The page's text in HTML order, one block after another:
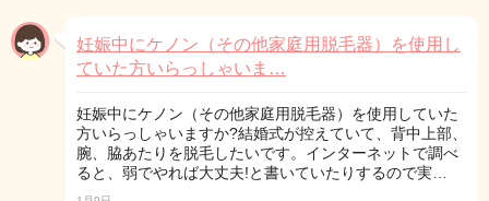
妊娠中にケノン（その他家庭用脱毛器）を使用し
ていた方いらっしゃいま…
妊娠中にケノン（その他家庭用脱毛器）を使用していた
方いらっしゃいますか?結婚式が控えていて、背中上部、
腕、脇あたりを脱毛したいです。インターネットで調べ
ると、弱でやれば大丈夫!と書いていたりするので実…